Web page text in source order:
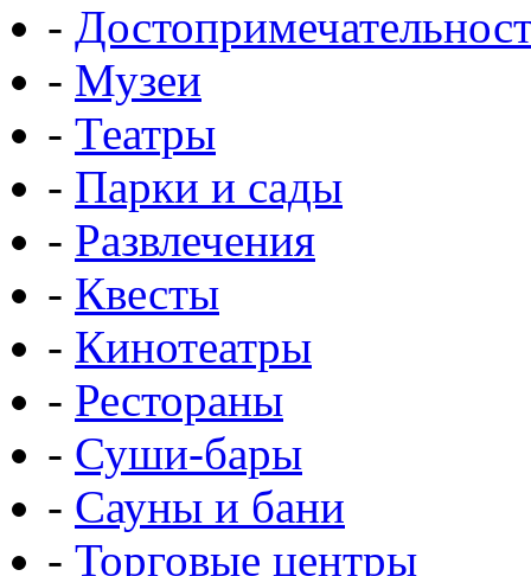
-
- Музеи
- Театры
- Парки и сады
- Развлечения
- Квесты
- Кинотеатры
- Рестораны
- Суши-бары
- Сауны и бани
- Торговые центры